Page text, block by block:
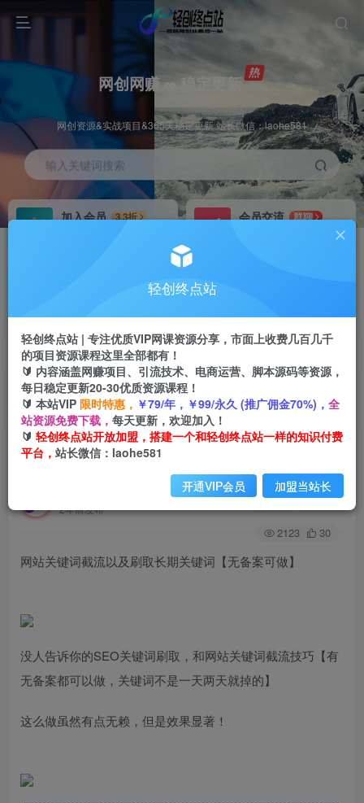
网创网赚 ∞ 稳定更新
网创资源&实战项目&365天稳定更新 站长微信：laohe581
输入关键词搜索
加入会员
3.3折
会员交流
群聊
首页 创业课程 会员免费 正文
网站关键词截流以及刷取长期关键词【无备案可
做】
2年前发布
关注 私信
2123 30
网站关键词截流以及刷取长期关键词【无备案可做】
没人告诉你的SEO关键词刷取，和网站关键词截流技巧【有
无备案都可以做，关键词不是一天两天就掉的】
这么做虽然有点无赖，但是效果显著！
轻创终点站
轻创终点站 | 专注优质VIP网课资源分享，市面上收费几百几千
的项目资源课程这里全部都有！
🔰 内容涵盖网赚项目、引流技术、电商运营、脚本源码等资源，
每日稳定更新20-30优质资源课程！
🔰 本站VIP 限时特惠， ￥79/年，￥99/永久 (推广佣金70%)， 全
站资源免费下载， 每天更新，欢迎加入！
🔰 轻创终点站开放加盟，搭建一个和轻创终点站一样的知识付费
平台， 站长微信：laohe581
开通VIP会员 加盟当站长